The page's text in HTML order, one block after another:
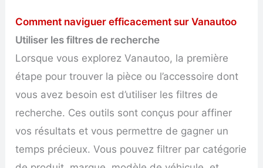
Comment naviguer efficacement sur Vanautoo
Utiliser les filtres de recherche
Lorsque vous explorez Vanautoo, la première
étape pour trouver la pièce ou l’accessoire dont
vous avez besoin est d’utiliser les filtres de
recherche. Ces outils sont conçus pour affiner
vos résultats et vous permettre de gagner un
temps précieux. Vous pouvez filtrer par catégorie